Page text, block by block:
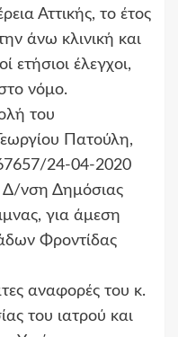
Αττικής, το έτος
άνω κλινική και
ετήσιοι έλεγχοι,
νόμο.
του
Πατούλη,
24-04-2020
Δ/νση Δημόσιας
για άμεση
Φροντίδας
αναφορές του κ.
του ιατρού και